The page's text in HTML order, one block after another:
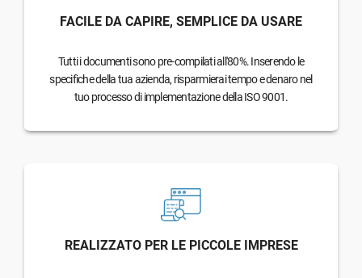
FACILE DA CAPIRE, SEMPLICE DA USARE
Tutti i documenti sono pre-compilati all'80%. Inserendo le
specifiche della tua azienda, risparmierai tempo e denaro nel
tuo processo di implementazione della ISO 9001.
REALIZZATO PER LE PICCOLE IMPRESE